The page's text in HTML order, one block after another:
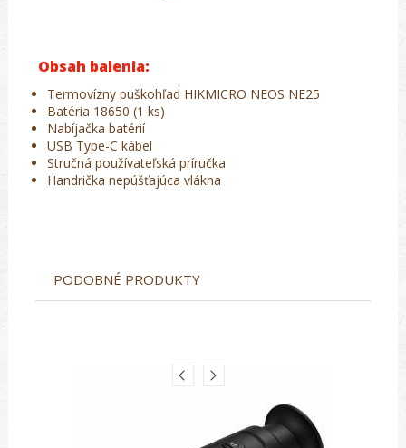
Obsah balenia:
Termovízny puškohľad HIKMICRO NEOS NE25
Batéria 18650 (1 ks)
Nabíjačka batérií
USB Type-C kábel
Stručná používateľská príručka
Handrička nepúšťajúca vlákna
PODOBNÉ PRODUKTY